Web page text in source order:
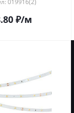
019916(2)
₽/м